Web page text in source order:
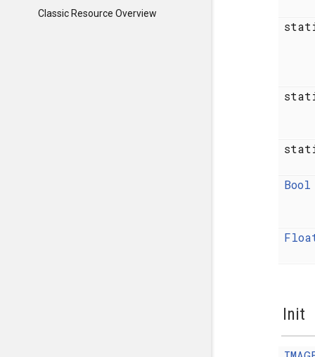
Classic Resource Overview
Bool
Init